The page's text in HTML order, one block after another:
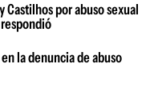
Castilhos por abuso sexual
la denuncia de abuso